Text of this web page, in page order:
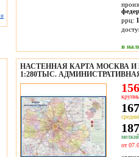
и
ррц:
в
НАСТЕННАЯ КАРТА МОСКВА И
1:280ТЫС.
от